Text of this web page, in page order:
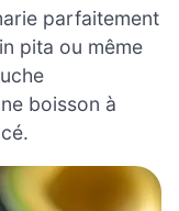
parfaitement
pita ou même
boisson à